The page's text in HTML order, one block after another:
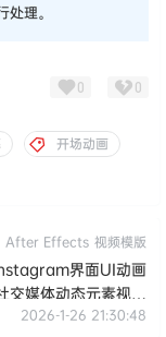
理。
0 0
开场动画
After Effects 视频模版
界面UI动画
交媒体动态元素视频
包装素材
2026-1-26 21:30:48